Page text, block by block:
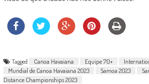
Tagged Canoa Havaiana Equipe 70+
Mundial de Canoa Havaiana 2023
Samoa 2023
Distance Championships 2023